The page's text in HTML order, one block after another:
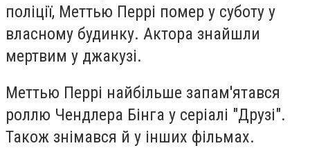
поліції, Меттью Перрі помер у суботу у
власному будинку. Актора знайшли
мертвим у джакузі.
Меттью Перрі найбільше запам'ятався
роллю Чендлера Бінга у серіалі "Друзі".
Також знімався й у інших фільмах.